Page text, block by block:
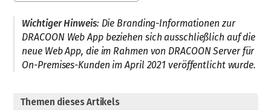
Wichtiger Hinweis: Die Branding-Informationen zur
DRACOON Web App beziehen sich ausschließlich auf die
neue Web App, die im Rahmen von DRACOON Server für
On-Premises-Kunden im April 2021 veröffentlicht wurde.
Themen dieses Artikels